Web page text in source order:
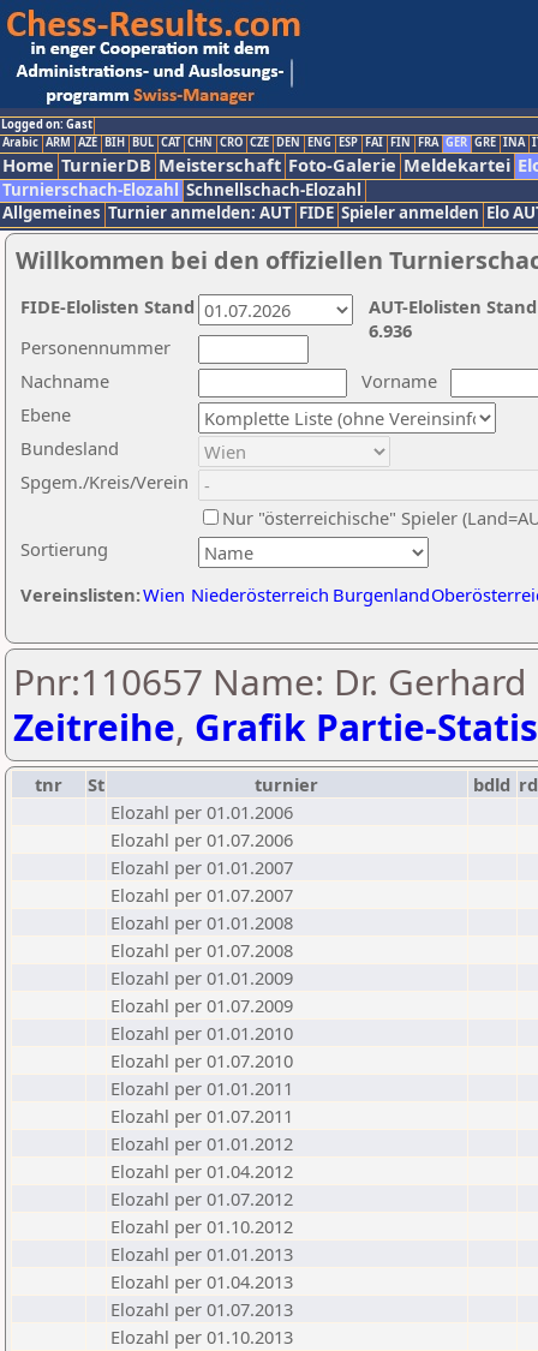
Logged on: Gast
Arabic ARM AZE BIH BUL CAT CHN CRO CZE DEN ENG ESP FAI FIN FRA GER GRE INA
Home TurnierDB Meisterschaft Foto-Galerie Meldekartei
Turnierschach-Elozahl Schnellschach-Elozahl
Allgemeines Turnier anmelden: AUT FIDE Spieler anmelden Elo
Willkommen bei den offiziellen
Nachname
Vorname
Ebene
Sortierung
Personennummer
Bundesland
Spgem./Kreis/Verein
Nur "österreichische" Spieler
Vereinslisten:Wien Niederösterreich Burgenland
AUT-Elolisten
6.936
FIDE-Elolisten Stand
Pnr:110657 Name: Dr.
Zeitreihe, Grafik Partie-
tnr St turnier bdld rd
Elozahl per 01.01.2006
Elozahl per 01.07.2006
Elozahl per 01.01.2007
Elozahl per 01.07.2007
Elozahl per 01.01.2008
Elozahl per 01.07.2008
Elozahl per 01.01.2009
Elozahl per 01.07.2009
Elozahl per 01.01.2010
Elozahl per 01.07.2010
Elozahl per 01.01.2011
Elozahl per 01.07.2011
Elozahl per 01.01.2012
Elozahl per 01.04.2012
Elozahl per 01.07.2012
Elozahl per 01.10.2012
Elozahl per 01.01.2013
Elozahl per 01.04.2013
Elozahl per 01.07.2013
Elozahl per 01.10.2013